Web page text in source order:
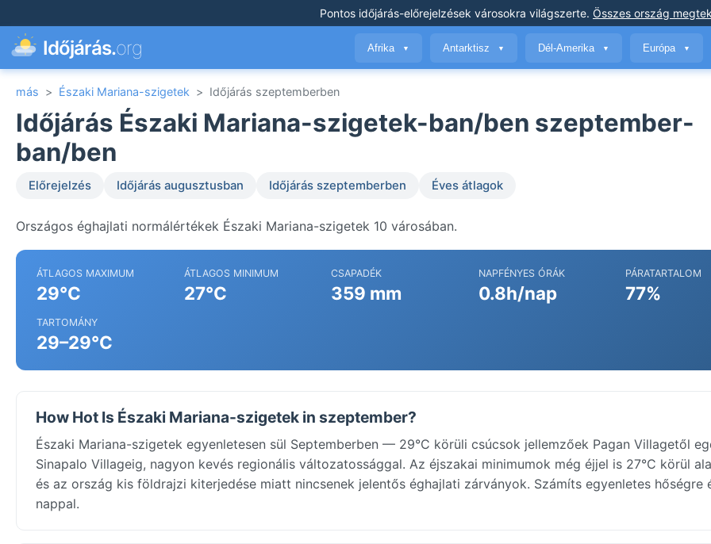
Pontos időjárás-előrejelzések városokra világszerte. Összes ország
Időjárás.org Afrika ▼ Antarktisz ▼ Dél-Amerika ▼ Európa ▼
más > Északi Mariana-szigetek > Időjárás szeptemberben
Időjárás Északi Mariana-szigetek-ban/ben szeptember-
ban/ben
Előrejelzés Időjárás augusztusban Időjárás szeptemberben Éves átlagok
Országos éghajlati normálértékek Északi Mariana-szigetek 10 városában.
ÁTLAGOS MAXIMUM
29°C
ÁTLAGOS MINIMUM
27°C
CSAPADÉK
359 mm
NAPFÉNYES ÓRÁK
0.8h/nap
PÁRATARTALOM
77%
TARTOMÁNY
29–29°C
How Hot Is Északi Mariana-szigetek in szeptember?
Északi Mariana-szigetek egyenletesen sül Septemberben — 29°C körüli csúcsok jellemzőek Pagan Villagetől
Sinapalo Villageig, nagyon kevés regionális változatossággal. Az éjszakai minimumok még éjjel is 27°C körül
és az ország kis földrajzi kiterjedése miatt nincsenek jelentős éghajlati zárványok. Számíts egyenletes hőségre
nappal.